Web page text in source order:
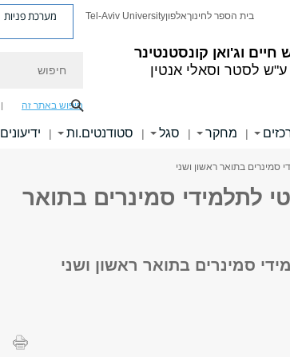
וג'ואן קונסטנטינר
לסטר וסאלי אנטין
בית הספר לחינוךאלפוןTel-Aviv University מערכת פניות
חיפוש באתר זה
| מחקר | סגל | סטודנטים.ות | ידיעונים
סמינרים בתואר ראשון ושני
לתלמידי סמינרים בתואר
סמינרים בתואר ראשון ושני